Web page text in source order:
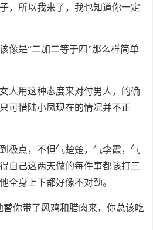
所以我来了，我也知道你一定
像是“二加二等于四”那么样简单
人用这种态度来对付男人，的确
可惜陆小凤现在的情况并不正
极点，不但气楚楚，气李霞，气
自己这两天做的每件事都该打三
全身上下都好像不对劲。
替你带了风鸡和腊肉来，你总该吃